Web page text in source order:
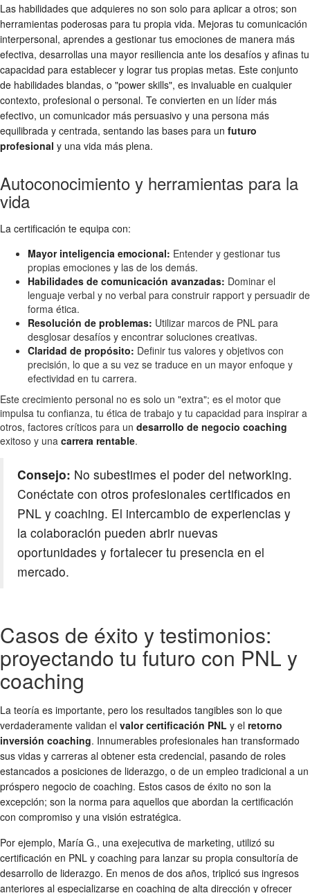
Las habilidades que adquieres no son solo para aplicar a otros; son
herramientas poderosas para tu propia vida. Mejoras tu comunicación
interpersonal, aprendes a gestionar tus emociones de manera más
efectiva, desarrollas una mayor resiliencia ante los desafíos y afinas tu
capacidad para establecer y lograr tus propias metas. Este conjunto
de habilidades blandas, o "power skills", es invaluable en cualquier
contexto, profesional o personal. Te convierten en un líder más
efectivo, un comunicador más persuasivo y una persona más
equilibrada y centrada, sentando las bases para un futuro
profesional y una vida más plena.
Autoconocimiento y herramientas para la
vida
La certificación te equipa con:
Mayor inteligencia emocional: Entender y gestionar tus
propias emociones y las de los demás.
Habilidades de comunicación avanzadas: Dominar el
lenguaje verbal y no verbal para construir rapport y persuadir de
forma ética.
Resolución de problemas: Utilizar marcos de PNL para
desglosar desafíos y encontrar soluciones creativas.
Claridad de propósito: Definir tus valores y objetivos con
precisión, lo que a su vez se traduce en un mayor enfoque y
efectividad en tu carrera.
Este crecimiento personal no es solo un "extra"; es el motor que
impulsa tu confianza, tu ética de trabajo y tu capacidad para inspirar a
otros, factores críticos para un desarrollo de negocio coaching
exitoso y una carrera rentable.
Consejo: No subestimes el poder del networking.
Conéctate con otros profesionales certificados en
PNL y coaching. El intercambio de experiencias y
la colaboración pueden abrir nuevas
oportunidades y fortalecer tu presencia en el
mercado.
Casos de éxito y testimonios:
proyectando tu futuro con PNL y
coaching
La teoría es importante, pero los resultados tangibles son lo que
verdaderamente validan el valor certificación PNL y el retorno
inversión coaching. Innumerables profesionales han transformado
sus vidas y carreras al obtener esta credencial, pasando de roles
estancados a posiciones de liderazgo, o de un empleo tradicional a un
próspero negocio de coaching. Estos casos de éxito no son la
excepción; son la norma para aquellos que abordan la certificación
con compromiso y una visión estratégica.
Por ejemplo, María G., una exejecutiva de marketing, utilizó su
certificación en PNL y coaching para lanzar su propia consultoría de
desarrollo de liderazgo. En menos de dos años, triplicó sus ingresos
anteriores al especializarse en coaching de alta dirección y ofrecer